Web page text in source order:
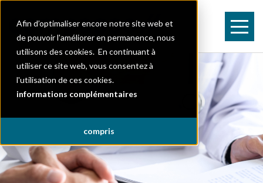
Afin d’optimaliser encore notre site web et
de pouvoir l'améliorer en permanence, nous
utilisons des cookies. En continuant à
utiliser ce site web, vous consentez à
l'utilisation de ces cookies.
informations complémentaires
compris